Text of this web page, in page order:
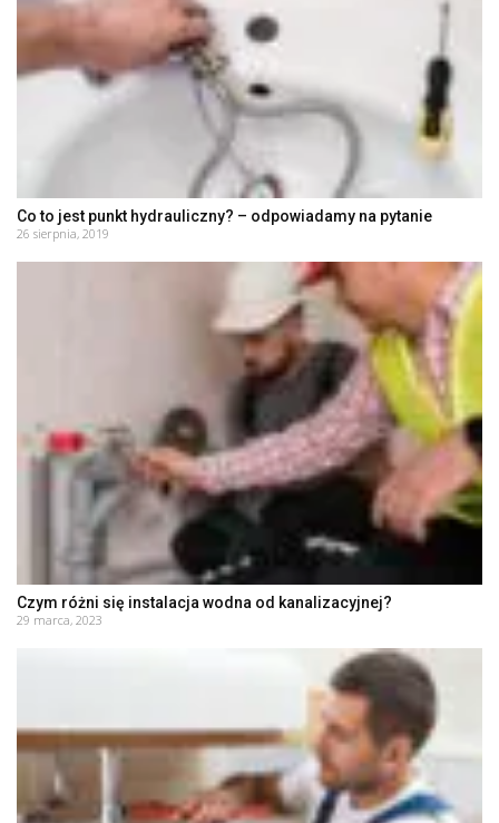
Co to jest punkt hydrauliczny? – odpowiadamy na pytanie
26 sierpnia, 2019
Czym różni się instalacja wodna od kanalizacyjnej?
29 marca, 2023